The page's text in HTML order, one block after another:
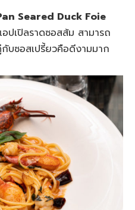
Seared Duck Foie
ปเปิลราดซอสส้ม สามารถ
บซอสเปรี้ยวคือดีงามมาก